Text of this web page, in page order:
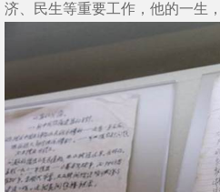
济、民生等重要工作，他的一生